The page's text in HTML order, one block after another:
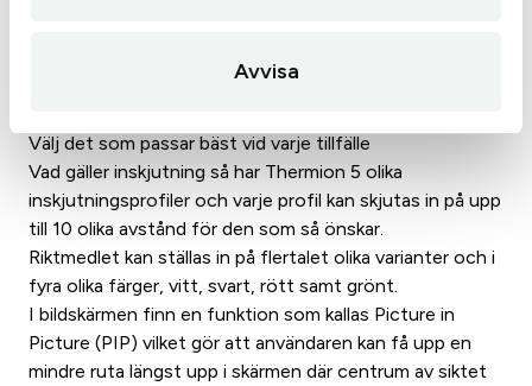
Avvisa
Välj det som passar bäst vid varje tillfälle
Vad gäller inskjutning så har Thermion 5 olika
inskjutningsprofiler och varje profil kan skjutas in på upp
till 10 olika avstånd för den som så önskar.
Riktmedlet kan ställas in på flertalet olika varianter och i
fyra olika färger, vitt, svart, rött samt grönt.
I bildskärmen finn en funktion som kallas Picture in
Picture (PIP) vilket gör att användaren kan få upp en
mindre ruta längst upp i skärmen där centrum av siktet